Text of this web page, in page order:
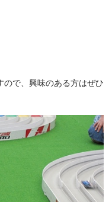
で、興味のある方はぜひ